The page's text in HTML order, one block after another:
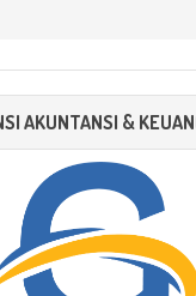
AKUNTANSI &